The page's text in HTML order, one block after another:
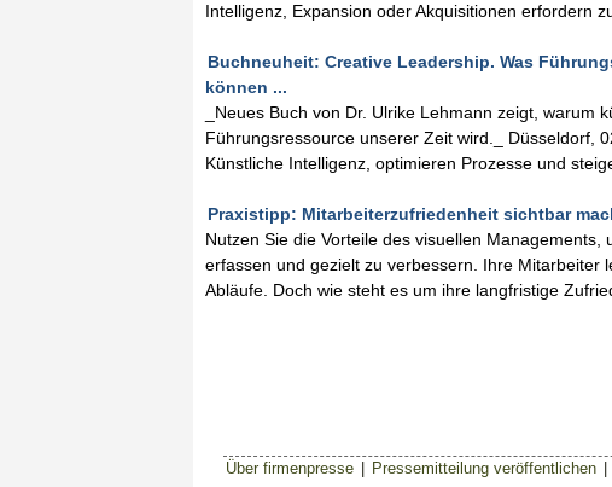
Intelligenz, Expansion oder Akquisitionen erfordern
Buchneuheit: Creative Leadership. Was
können ...
_Neues Buch von Dr. Ulrike Lehmann zeigt,
Führungsressource unserer Zeit wird._ Düsseldorf,
Künstliche Intelligenz, optimieren Prozesse und
Praxistipp: Mitarbeiterzufriedenheit sichtbar
Nutzen Sie die Vorteile des visuellen
erfassen und gezielt zu verbessern. Ihre Mitarbeiter
Abläufe. Doch wie steht es um ihre langfristige
Über firmenpresse Pressemitteilung veröffentlichen